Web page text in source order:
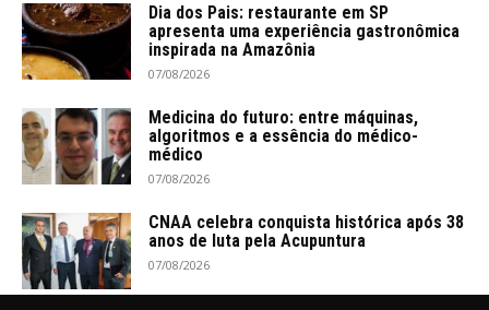
Dia dos Pais: restaurante em SP
apresenta uma experiência gastronômica
inspirada na Amazônia
07/08/2026
Medicina do futuro: entre máquinas,
algoritmos e a essência do médico-
médico
07/08/2026
CNAA celebra conquista histórica após 38
anos de luta pela Acupuntura
07/08/2026